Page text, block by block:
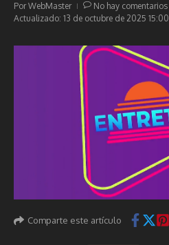
PorWebMaster No hay comentarios
Actualizado: 13 de octubre de 2025 15:00
Comparte este artículo